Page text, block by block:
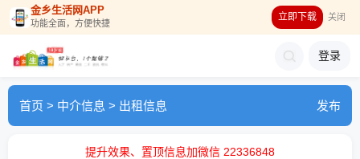
金乡生活网APP
功能全面，方便快捷
立即下载 关闭
登录
首页 > 中介信息 > 出租信息 发布
提升效果、置顶信息加微信 22336848